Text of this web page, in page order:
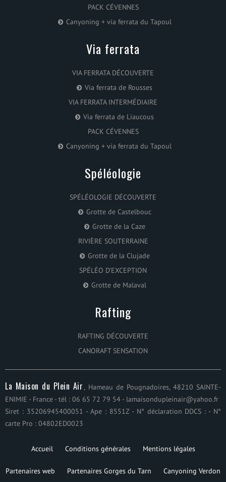
PACK CÉVENNES
Canyoning + via ferrata du Tapoul
Via ferrata
VIA FERRATA DÉCOUVERTE
Via ferrata de Rousses
VIA FERRATA INTERMÉDIAIRE
Via ferrata de Liaucous
PACK CÉVENNES
Canyoning + via ferrata du Tapoul
Spéléologie
SPÉLÉOLOGIE DÉCOUVERTE
Grotte de Castelbouc
Grotte de la Caze
RIVIÈRE SOUTERRAINE
Grotte de la Clujade
SPÉLÉO D'EXCEPTION
Grotte de Malaval
Rafting
RAFTING DÉCOUVERTE
CANORAFT SENSATION
La Maison du Plein Air, Hameau de Pougnadoires, 48210 SAINTE-
ENIMIE - France - tél : 06 65 72 79 54 - lamaisondupleinair@yahoo.fr
Siret : 35206945400051 - Ape : 8551Z - N° déclaration DDCS : - N°
carte Pro : 04802ED0023
Accueil Conditions générales Mentions légales
Partenaires web Partenaires Gorges du Tarn Canyoning Verdon